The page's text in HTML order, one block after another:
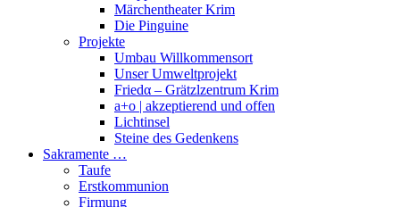
Märchentheater Krim
Die Pinguine
Projekte
Umbau Willkommensort
Unser Umweltprojekt
Friedα – Grätzlzentrum Krim
a+o | akzeptierend und offen
Lichtinsel
Steine des Gedenkens
Sakramente …
Taufe
Erstkommunion
Firmung